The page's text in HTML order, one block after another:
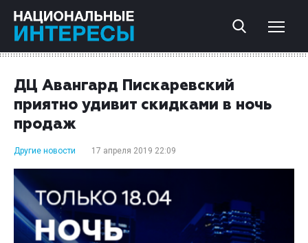
ДЦ Авангард Пискаревский
приятно удивит скидками в ночь
продаж
Другие новости 17 апреля 2019 22:09